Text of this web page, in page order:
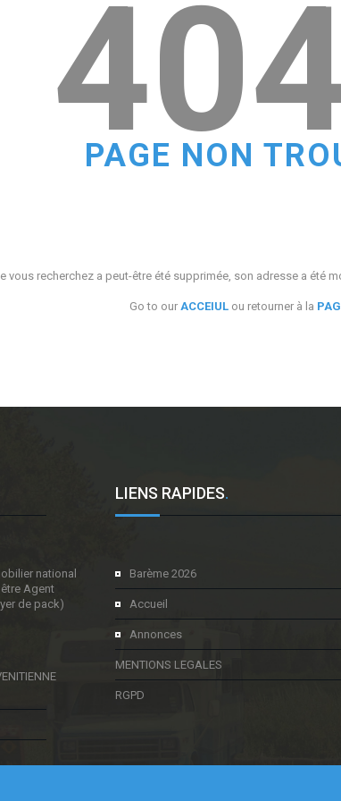
PAGE NON
vous recherchez a peut-être été supprimée, son adresse a été
Go to our ACCEIUL ou retourner à la
national
Agent
de pack)
LIENS RAPIDES.
Barème 2026
Accueil
Annonces
MENTIONS LEGALES
RGPD